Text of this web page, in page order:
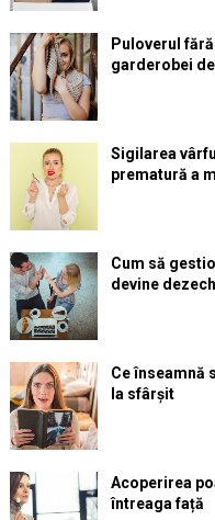
Puloverul
garderobei
Sigilarea
prematură a
Cum să
devine
Ce înseamnă
la sfârșit
Acoperirea
întreaga față